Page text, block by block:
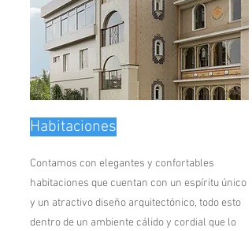
Habitaciones
Contamos con elegantes y confortables
habitaciones que cuentan con un espíritu único
y un atractivo diseño arquitectónico, todo esto
dentro de un ambiente cálido y cordial que lo